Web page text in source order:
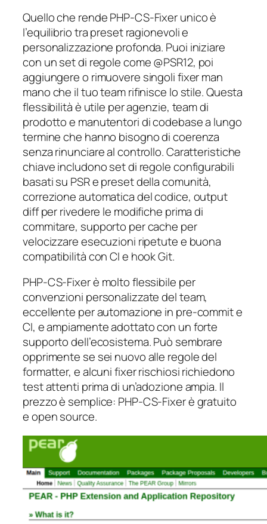
Quello che rende PHP-CS-Fixer unico è
l’equilibrio tra preset ragionevoli e
personalizzazione profonda. Puoi iniziare
con un set di regole come @PSR12, poi
aggiungere o rimuovere singoli fixer man
mano che il tuo team rifinisce lo stile. Questa
flessibilità è utile per agenzie, team di
prodotto e manutentori di codebase a lungo
termine che hanno bisogno di coerenza
senza rinunciare al controllo. Caratteristiche
chiave includono set di regole configurabili
basati su PSR e preset della comunità,
correzione automatica del codice, output
diff per rivedere le modifiche prima di
commitare, supporto per cache per
velocizzare esecuzioni ripetute e buona
compatibilità con CI e hook Git.
PHP-CS-Fixer è molto flessibile per
convenzioni personalizzate del team,
eccellente per automazione in pre-commit e
CI, e ampiamente adottato con un forte
supporto dell’ecosistema. Può sembrare
opprimente se sei nuovo alle regole del
formatter, e alcuni fixer rischiosi richiedono
test attenti prima di un’adozione ampia. Il
prezzo è semplice: PHP-CS-Fixer è gratuito
e open source.